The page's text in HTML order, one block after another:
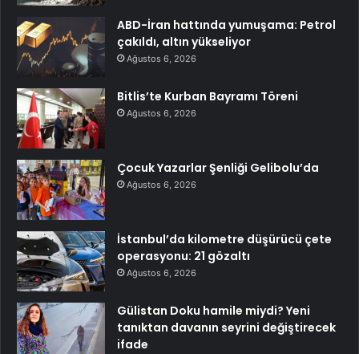
ABD-İran hattında yumuşama: Petrol
çakıldı, altın yükseliyor
Ağustos 6, 2026
Bitlis’te Kurban Bayramı Töreni
Ağustos 6, 2026
Çocuk Yazarlar Şenliği Gelibolu’da
Ağustos 6, 2026
İstanbul’da kilometre düşürücü çete
operasyonu: 21 gözaltı
Ağustos 6, 2026
Gülistan Doku hamile miydi? Yeni
tanıktan davanın seyrini değiştirecek
ifade